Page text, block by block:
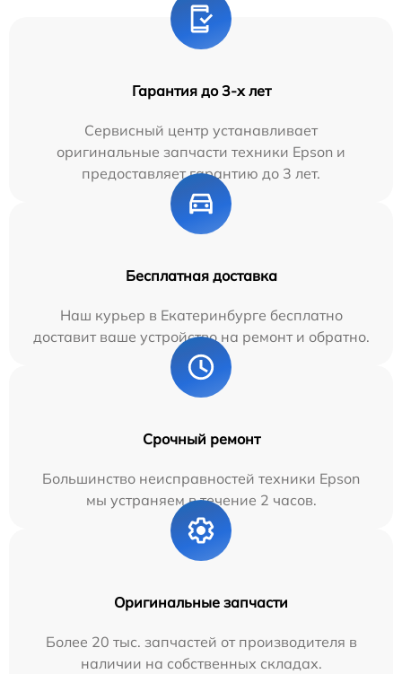
Гарантия до 3-х лет
Сервисный центр устанавливает
оригинальные запчасти техники Epson и
предоставляет гарантию до 3 лет.
Бесплатная доставка
Наш курьер в Екатеринбурге бесплатно
доставит ваше устройство на ремонт и обратно.
Срочный ремонт
Большинство неисправностей техники Epson
мы устраняем в течение 2 часов.
Оригинальные запчасти
Более 20 тыс. запчастей от производителя в
наличии на собственных складах.